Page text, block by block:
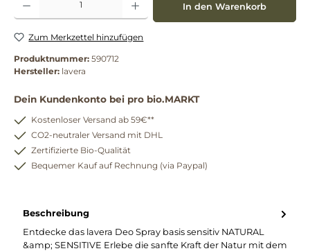
In den Warenkorb
Zum Merkzettel hinzufügen
Produktnummer: 590712
Hersteller: lavera
Dein Kundenkonto bei pro bio.MARKT
Kostenloser Versand ab 59€**
CO2-neutraler Versand mit DHL
Zertifizierte Bio-Qualität
Bequemer Kauf auf Rechnung (via Paypal)
Beschreibung
Entdecke das lavera Deo Spray basis sensitiv NATURAL
&amp; SENSITIVE Erlebe die sanfte Kraft der Natur mit dem